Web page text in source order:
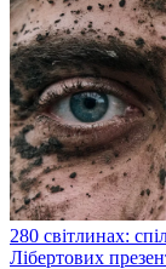
280 світлинах:
Лібертових